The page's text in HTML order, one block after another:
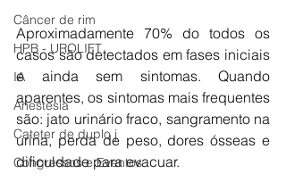
Câncer de rim
HPB - UROLIFT
IA
Anestesia
Cateter de duplo j
Congressos e Eventos
Aproximadamente 70% do todos os
casos são detectados em fases iniciais
e ainda sem sintomas. Quando
aparentes, os sintomas mais frequentes
são: jato urinário fraco, sangramento na
urina, perda de peso, dores ósseas e
dificuldade para evacuar.